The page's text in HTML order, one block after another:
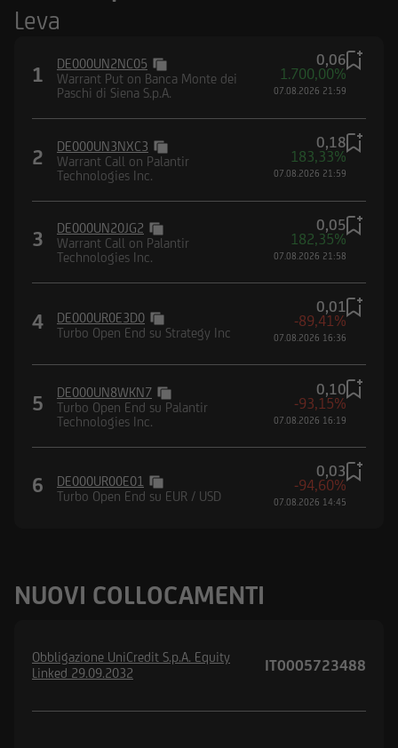
Leva
1
DE000UN2NC05
Warrant Put on Banca Monte dei
Paschi di Siena S.p.A.
0,06
1.700,00%
07.08.2026 21:59
2
DE000UN3NXC3
Warrant Call on Palantir
Technologies Inc.
0,18
183,33%
07.08.2026 21:59
3
DE000UN20JG2
Warrant Call on Palantir
Technologies Inc.
0,05
182,35%
07.08.2026 21:58
4
DE000UR0E3D0
Turbo Open End su Strategy Inc
0,01
-89,41%
07.08.2026 16:36
5
DE000UN8WKN7
Turbo Open End su Palantir
Technologies Inc.
0,10
-93,15%
07.08.2026 16:19
6
DE000UR00E01
Turbo Open End su EUR / USD
0,03
-94,60%
07.08.2026 14:45
NUOVI COLLOCAMENTI
Obbligazione UniCredit S.p.A. Equity
Linked 29.09.2032
IT0005723488